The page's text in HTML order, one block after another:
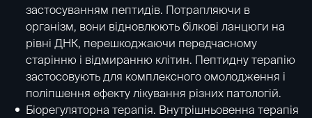
застосуванням пептидів. Потрапляючи в
організм, вони відновлюють білкові ланцюги на
рівні ДНК, перешкоджаючи передчасному
старінню і відмиранню клітин. Пептидну терапію
застосовують для комплексного омолодження і
поліпшення ефекту лікування різних патологій.
Біорегуляторна терапія . Внутрішньовенна терапія